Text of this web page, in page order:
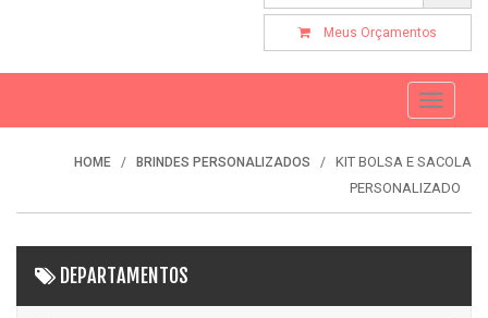
Meus Orçamentos
Toggle
HOME BRINDES PERSONALIZADOS
KIT BOLSA E SACOLA
PERSONALIZADO
DEPARTAMENTOS